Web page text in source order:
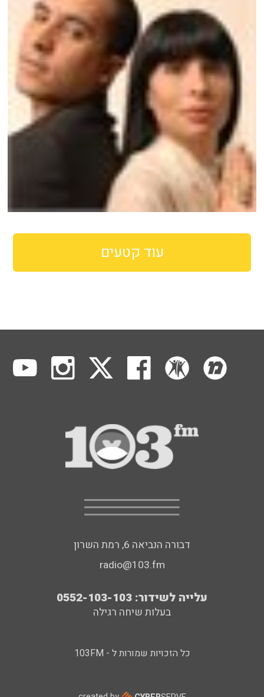
עוד קטעים
דבורה הנביאה 6, רמת השרון
radio@103.fm
עלייה לשידור: 0552-103-103
בעלות שיחה רגילה
כל הזכויות שמורות ל - 103FM